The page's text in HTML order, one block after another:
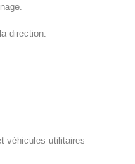
direction.
véhicules utilitaires